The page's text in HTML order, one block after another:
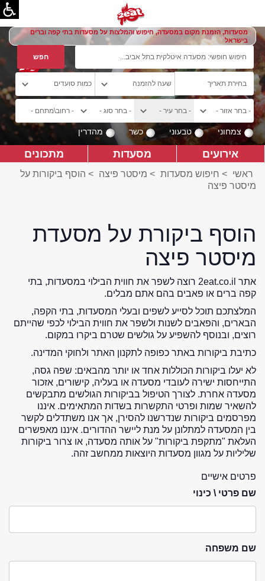
מסעדות, הזמנת מקום במסעדה, חיפוש והמלצות על מסעדות בתי קפה וברים
בישראל
צמחוני טבעוני כשר מהדרין
אירועים מסעדות מתכונים
ראשי > חיפוש מסעדות > מיסטר פיצה > הוסף ביקורות על
מיסטר פיצה
הוסף ביקורת על מסעדת
מיסטר פיצה
אתר 2eat.co.il רוצה לשפר את חווית הבילוי במסעדות, בתי
קפה ברים או פאבים בהם אתם מבלים.
המלצתכם תוכל לסייע לשפים ובעלי המסעדות, בתי הקפה,
הבארים, והפאבים לשנות ולשפר את חווית הבילוי לכפי שהייתם
רוצים, ובנוסף להשפיע על גולשים שטרם ביקרו במקום.
כתיבת ביקורות באתר כפופה לתקנון האתר ולחוקי המדינה.
לא יעלו ביקורות הכוללות אחד או יותר מהבאים: שפה גסה,
התייחסות ישירה לעובדי מסעדה או בעליה, קישורים, אזכור
מסעדה אחרת. לצורך הטיפול בביקורות הגולשים מתבקשים
להשאיר שמות ופרטי התקשרות בשדות המתאימים. איננו
מפרסמים ביקורות שנדרשנו להסירן, אך אנו משתדלים לקשר
בין המסעדה למתלונן על מנת ליישר ההדורים. איננו מאפשרים
העלאת "מתקפת ביקורות" על אותה מסעדה, או צרור ביקורות
שליליות על מגוון מסעדות היוצאות ממחשב זהה.
פרטים אישיים
שם פרטי \ כינוי
שם משפחה